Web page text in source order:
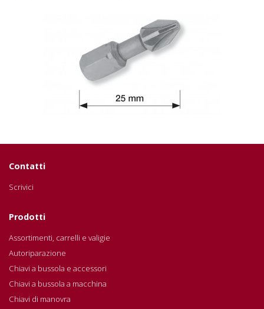
Contatti
Scrivici
Prodotti
Assortimenti, carrelli e valigie
Autoriparazione
Chiavi a bussola e accessori
Chiavi a bussola a macchina
Chiavi di manovra